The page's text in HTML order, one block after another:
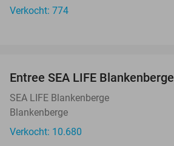
Verkocht: 774
Entree SEA LIFE Blankenberge
SEA LIFE Blankenberge
Blankenberge
Verkocht: 10.680